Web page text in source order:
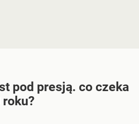
pod presją. co czeka
roku?